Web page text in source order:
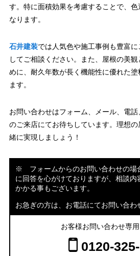
す。特に面積効果を考慮することで、色
なります。
石井建装では人気色や施工事例も豊富
してご相談ください。また、屋根の美
めに、耐久年数が長く機能性に優れた
ます。
お問い合わせはフォーム、メール、電
のご来店にてお待ちしています。理想
緒に実現しましょう！
※ フォームからのお問い合わせの場
に回答を心がけておりますが、相談内
かかる事もございます。
お急ぎの方は、お電話にてお問い合わ
お客様お問い合わせ専
0120-